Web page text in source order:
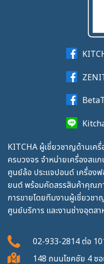
KITCHA ผู้เชี่ยวชาญด้านเค
ครบวงจร จำหน่ายเครื่องสแ
ศูนย์ล้อ ประแจปอนด์ เครื่อง
ยนต์ พร้อมคัดสรรสินค้าคุณภ
การขายโดยทีมงานผู้เชี่ยวช
ศูนย์บริการ และงานช่างอุตส
02-933-2814 ต่อ
148 ถนนโชคชัย 4 ซ